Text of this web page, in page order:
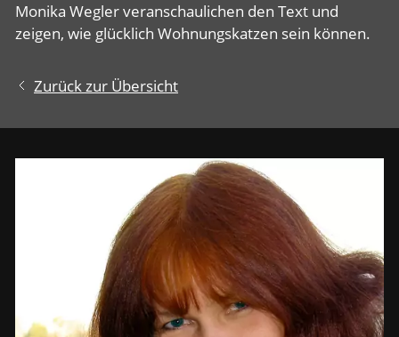
Monika Wegler veranschaulichen den Text und
zeigen, wie glücklich Wohnungskatzen sein können.
Zurück zur Übersicht